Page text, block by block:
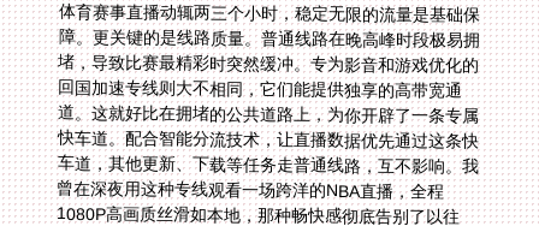
体育赛事直播动辄两三个小时，稳定无限的流量是基础保
障。更关键的是线路质量。普通线路在晚高峰时段极易拥
堵，导致比赛最精彩时突然缓冲。专为影音和游戏优化的
回国加速专线则大不相同，它们能提供独享的高带宽通
道。这就好比在拥堵的公共道路上，为你开辟了一条专属
快车道。配合智能分流技术，让直播数据优先通过这条快
车道，其他更新、下载等任务走普通线路，互不影响。我
曾在深夜用这种专线观看一场跨洋的NBA直播，全程
1080P高画质丝滑如本地，那种畅快感彻底告别了以往